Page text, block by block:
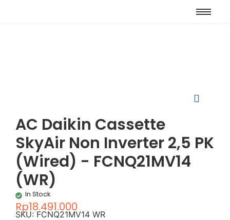
AC Daikin Cassette
SkyAir Non Inverter 2,5 PK
(Wired) - FCNQ21MV14
(WR)
In Stock
Rp18.491.000
SKU: FCNQ21MV14 WR